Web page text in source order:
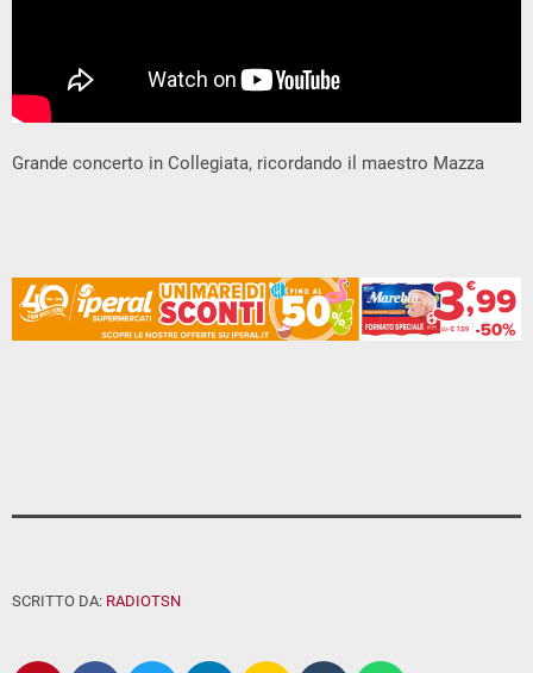
Grande concerto in Collegiata, ricordando il maestro Mazza
SCRITTO DA: RADIOTSN